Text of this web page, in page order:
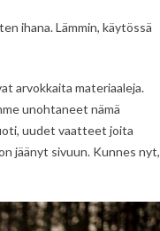
ihana. Lämmin, käytössä
arvokkaita materiaaleja.
unohtaneet nämä
uudet vaatteet joita
jäänyt sivuun. Kunnes nyt,